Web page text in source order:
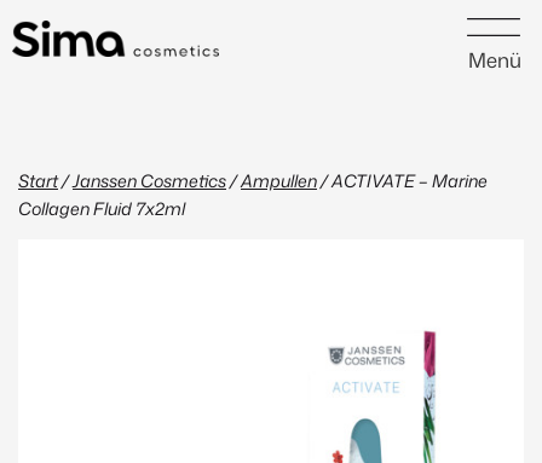
Menü
Start/Janssen Cosmetics/Ampullen/ ACTIVATE – Marine
Collagen Fluid 7x2ml